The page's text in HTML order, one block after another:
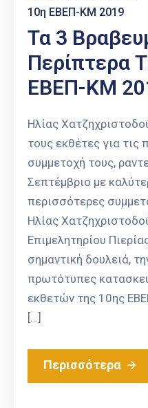
10η ΕΒΕΠ-ΚΜ 2019
Τα 3
Περίπτερα
ΕΒΕΠ-ΚΜ
Ηλίας
τους εκθέτες για τις
συμμετοχή τους,
Σεπτέμβριο με
περισσότερες
Ηλίας
Επιμελητηρίου
σημαντική δουλειά,
πρωτότυπες
εκθετών της 10ης
[…]
Περισσότερα